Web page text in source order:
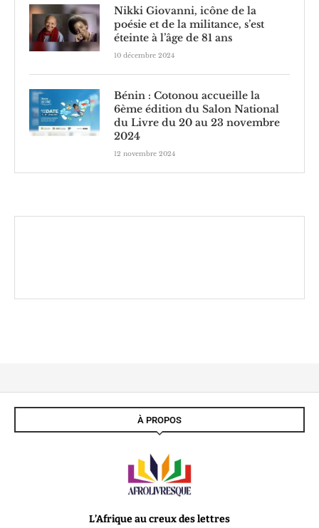
Nikki Giovanni, icône de la
poésie et de la militance, s’est
éteinte à l’âge de 81 ans
10 décembre 2024
Bénin : Cotonou accueille la
6ème édition du Salon National
du Livre du 20 au 23 novembre
2024
12 novembre 2024
À PROPOS
L’Afrique au creux des lettres